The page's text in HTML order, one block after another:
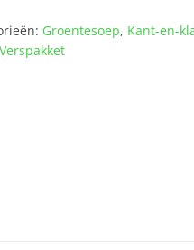
Groentesoep, Kant-en-
Verspakket